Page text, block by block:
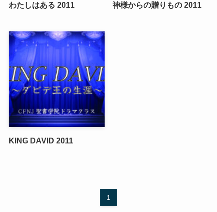
わたしはある 2011 神様からの贈りもの 2011
KING DAVID 2011
1